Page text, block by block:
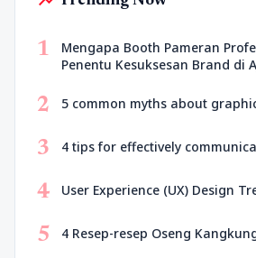
1
Mengapa Booth Pameran
Penentu Kesuksesan Brand di
2 5 common myths about
3 4 tips for effectively
4 User Experience (UX) Design
5 4 Resep-resep Oseng